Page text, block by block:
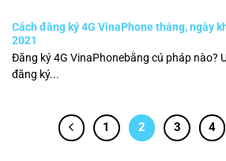
Cách đăng ký 4G VinaPhone tháng, ngày
2021
Đăng ký 4G VinaPhonebằng cú pháp nào?
đăng ký...
1 2 3 4